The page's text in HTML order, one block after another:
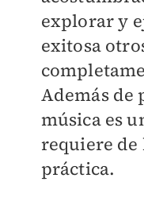
explorar y
exitosa
Además de
música es
requiere de
práctica.